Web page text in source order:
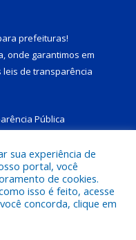
prefeituras!
onde garantimos em
leis de transparência
Pública
Municipal de Tucuruí-
sua experiência de
portal, você
de cookies.
isso é feito, acesse
concorda, clique em